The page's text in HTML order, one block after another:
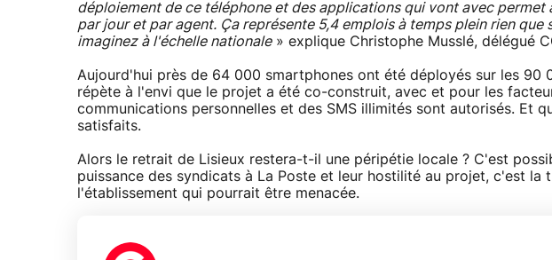
déploiement de ce téléphone et des applications qui vont avec permet
par jour et par agent. Ça représente 5,4 emplois à temps plein rien que
imaginez à l'échelle nationale» explique Christophe Musslé, délégué
Aujourd'hui près de 64 000 smartphones ont été déployés sur les 90
répète à l'envi que le projet a été co-construit, avec et pour les
communications personnelles et des SMS illimités sont autorisés. Et
satisfaits.
Alors le retrait de Lisieux restera-t-il une péripétie locale ? C'est
puissance des syndicats à La Poste et leur hostilité au projet, c'est la
l'établissement qui pourrait être menacée.